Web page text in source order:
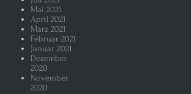
Mai 2021
April 2021
März 2021
Februar 2021
Januar 2021
Dezember
2020
November
2020